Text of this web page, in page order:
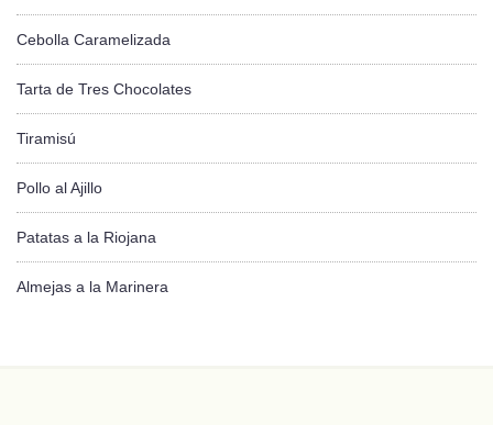
Cebolla Caramelizada
Tarta de Tres Chocolates
Tiramisú
Pollo al Ajillo
Patatas a la Riojana
Almejas a la Marinera